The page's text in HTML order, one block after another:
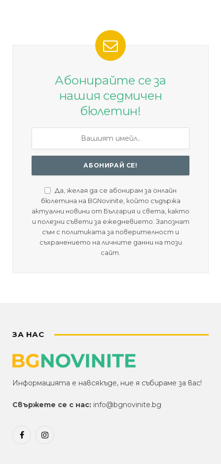
Абонирайте се за
нашия седмичен
бюлетин!
Да, желая да се абонирам за онлайн
бюлетина на BGNovinite, който съдържа
актуални новини от България и света, както
и полезни съвети за ежедневието. Запознат
съм с политиката за поверителност и
съхранението на личните данни на този
сайт.
ЗА НАС
Информацията е навсякъде, ние я събираме за вас!
Свържете се с нас: info@bgnovinite.bg
FacebookInstagram